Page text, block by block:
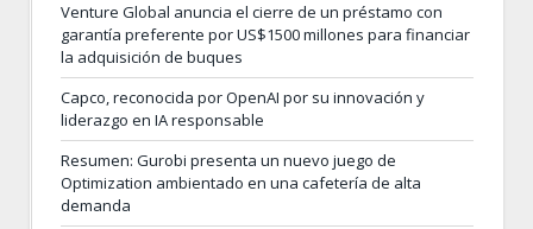
Venture Global anuncia el cierre de un préstamo con
garantía preferente por US$1500 millones para financiar
la adquisición de buques
Capco, reconocida por OpenAI por su innovación y
liderazgo en IA responsable
Resumen: Gurobi presenta un nuevo juego de
Optimization ambientado en una cafetería de alta
demanda